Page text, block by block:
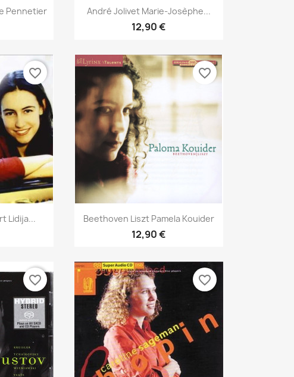
Pennetier Aperçu rapide
André Jolivet Marie-Josèphe...
12,90 €
Lidija...
favorite_border
Aperçu rapide
Beethoven Liszt Pamela Kouider
12,90 €
favorite_border
favorite_border favorite_border